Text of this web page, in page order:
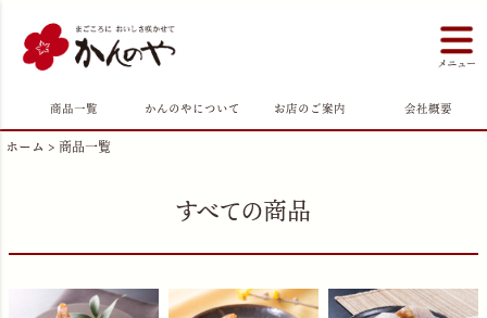
商品一覧 かんのやについて お店のご案内 会社概要
ホーム 商品一覧
すべての商品